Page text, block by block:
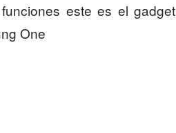
este es el gadget
One